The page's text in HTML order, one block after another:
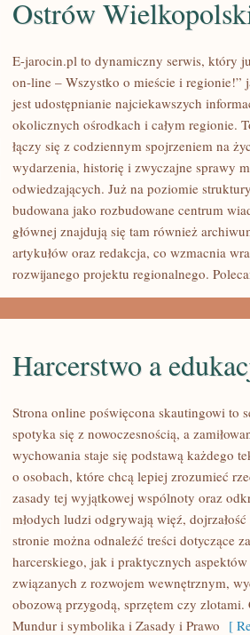
OSTRÓW
WIELKOPOLSKI
Ostrów
E-jarocin.pl to dynamiczny serwis, który
on-line – Wszystko o mieście i regionie!”
jest udostępnianie najciekawszych
okolicznych ośrodkach i całym regionie.
łączy się z codziennym spojrzeniem na
wydarzenia, historię i zwyczajne sprawy
odwiedzających. Już na poziomie
budowana jako rozbudowane centrum
głównej znajdują się tam również
artykułów oraz redakcja, co wzmacnia
rozwijanego projektu regionalnego.
HARCERSTWO
EDUKACJA
Harcerstwo a
Strona online poświęcona skautingowi to
spotyka się z nowoczesnością, a
wychowania staje się podstawą każdego
o osobach, które chcą lepiej zrozumieć
zasady tej wyjątkowej wspólnoty oraz
młodych ludzi odgrywają więź,
stronie można odnaleźć treści dotyczące
harcerskiego, jak i praktycznych
związanych z rozwojem wewnętrznym,
obozową przygodą, sprzętem czy
Mundur i symbolika i Zasady i Prawo [